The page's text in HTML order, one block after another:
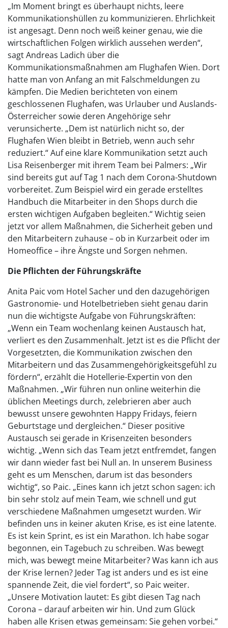
„Im Moment bringt es überhaupt nichts, leere
Kommunikationshüllen zu kommunizieren. Ehrlichkeit
ist angesagt. Denn noch weiß keiner genau, wie die
wirtschaftlichen Folgen wirklich aussehen werden“,
sagt Andreas Ladich über die
Kommunikationsmaßnahmen am Flughafen Wien. Dort
hatte man von Anfang an mit Falschmeldungen zu
kämpfen. Die Medien berichteten von einem
geschlossenen Flughafen, was Urlauber und Auslands-
Österreicher sowie deren Angehörige sehr
verunsicherte. „Dem ist natürlich nicht so, der
Flughafen Wien bleibt in Betrieb, wenn auch sehr
reduziert.“ Auf eine klare Kommunikation setzt auch
Lisa Reisenberger mit ihrem Team bei Palmers: „Wir
sind bereits gut auf Tag 1 nach dem Corona-Shutdown
vorbereitet. Zum Beispiel wird ein gerade erstelltes
Handbuch die Mitarbeiter in den Shops durch die
ersten wichtigen Aufgaben begleiten.“ Wichtig seien
jetzt vor allem Maßnahmen, die Sicherheit geben und
den Mitarbeitern zuhause – ob in Kurzarbeit oder im
Homeoffice – ihre Ängste und Sorgen nehmen.
Die Pflichten der Führungskräfte
Anita Paic vom Hotel Sacher und den dazugehörigen
Gastronomie- und Hotelbetrieben sieht genau darin
nun die wichtigste Aufgabe von Führungskräften:
„Wenn ein Team wochenlang keinen Austausch hat,
verliert es den Zusammenhalt. Jetzt ist es die Pflicht der
Vorgesetzten, die Kommunikation zwischen den
Mitarbeitern und das Zusammengehörigkeitsgefühl zu
fördern“, erzählt die Hotellerie-Expertin von den
Maßnahmen. „Wir führen nun online weiterhin die
üblichen Meetings durch, zelebrieren aber auch
bewusst unsere gewohnten Happy Fridays, feiern
Geburtstage und dergleichen.“ Dieser positive
Austausch sei gerade in Krisenzeiten besonders
wichtig. „Wenn sich das Team jetzt entfremdet, fangen
wir dann wieder fast bei Null an. In unserem Business
geht es um Menschen, darum ist das besonders
wichtig“, so Paic. „Eines kann ich jetzt schon sagen: ich
bin sehr stolz auf mein Team, wie schnell und gut
verschiedene Maßnahmen umgesetzt wurden. Wir
befinden uns in keiner akuten Krise, es ist eine latente.
Es ist kein Sprint, es ist ein Marathon. Ich habe sogar
begonnen, ein Tagebuch zu schreiben. Was bewegt
mich, was bewegt meine Mitarbeiter? Was kann ich aus
der Krise lernen? Jeder Tag ist anders und es ist eine
spannende Zeit, die viel fordert“, so Paic weiter.
„Unsere Motivation lautet: Es gibt diesen Tag nach
Corona – darauf arbeiten wir hin. Und zum Glück
haben alle Krisen etwas gemeinsam: Sie gehen vorbei.“